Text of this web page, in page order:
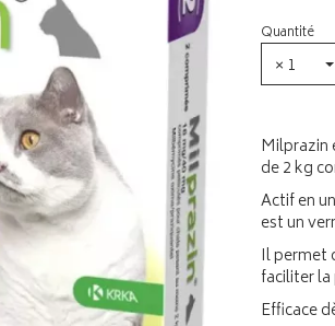
Quantité
× 1
Milprazin
de 2 kg
Actif en
est un
Il permet
faciliter la
Efficace